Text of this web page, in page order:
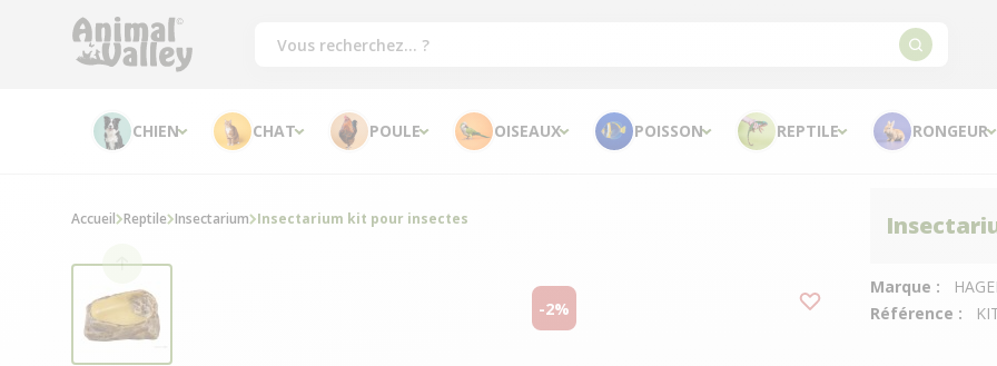
CHIEN CHAT POULE OISEAUX POISSON REPTILE RONGEUR
Marque :
Référence :
Accueil Reptile Insectarium Insectarium kit pour insectes
-2%